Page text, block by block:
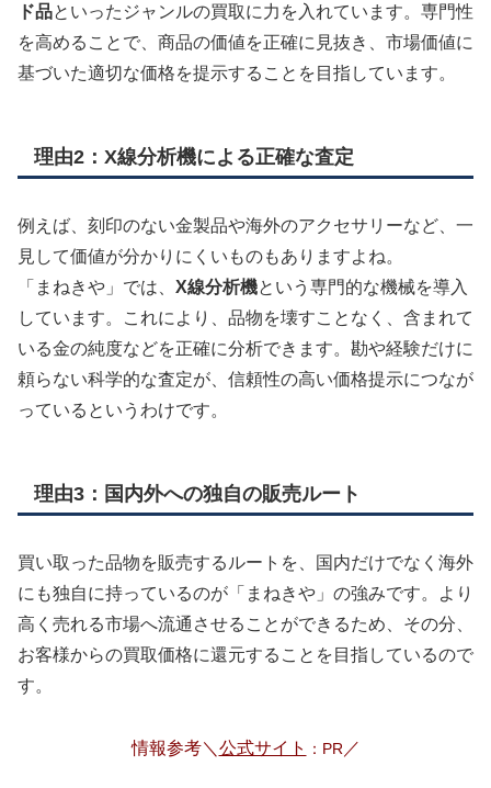
ド品といったジャンルの買取に力を入れています。専門性
を高めることで、商品の価値を正確に見抜き、市場価値に
基づいた適切な価格を提示することを目指しています。
理由2：X線分析機による正確な査定
例えば、刻印のない金製品や海外のアクセサリーなど、一
見して価値が分かりにくいものもありますよね。
「まねきや」では、 X線分析機という専門的な機械を導入
しています。これにより、品物を壊すことなく、含まれて
いる金の純度などを正確に分析できます。勘や経験だけに
頼らない科学的な査定が、信頼性の高い価格提示につなが
っているというわけです。
理由3：国内外への独自の販売ルート
買い取った品物を販売するルートを、国内だけでなく海外
にも独自に持っているのが「まねきや」の強みです。より
高く売れる市場へ流通させることができるため、その分、
お客様からの買取価格に還元することを目指しているので
す。
情報参考＼ 公式サイト ：PR ／